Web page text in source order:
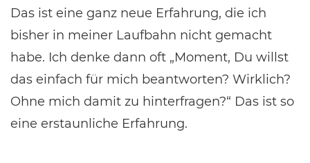
Das ist eine ganz neue Erfahrung, die ich
bisher in meiner Laufbahn nicht gemacht
habe. Ich denke dann oft „Moment, Du willst
das einfach für mich beantworten? Wirklich?
Ohne mich damit zu hinterfragen?“ Das ist so
eine erstaunliche Erfahrung.